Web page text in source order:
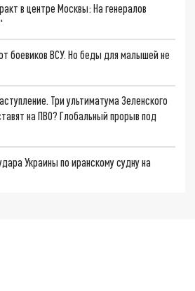
в центре Москвы: На генералов
боевиков ВСУ. Но беды для малышей не
Три ультиматума Зеленского
на ПВО? Глобальный прорыв под
Украины по иранскому судну на